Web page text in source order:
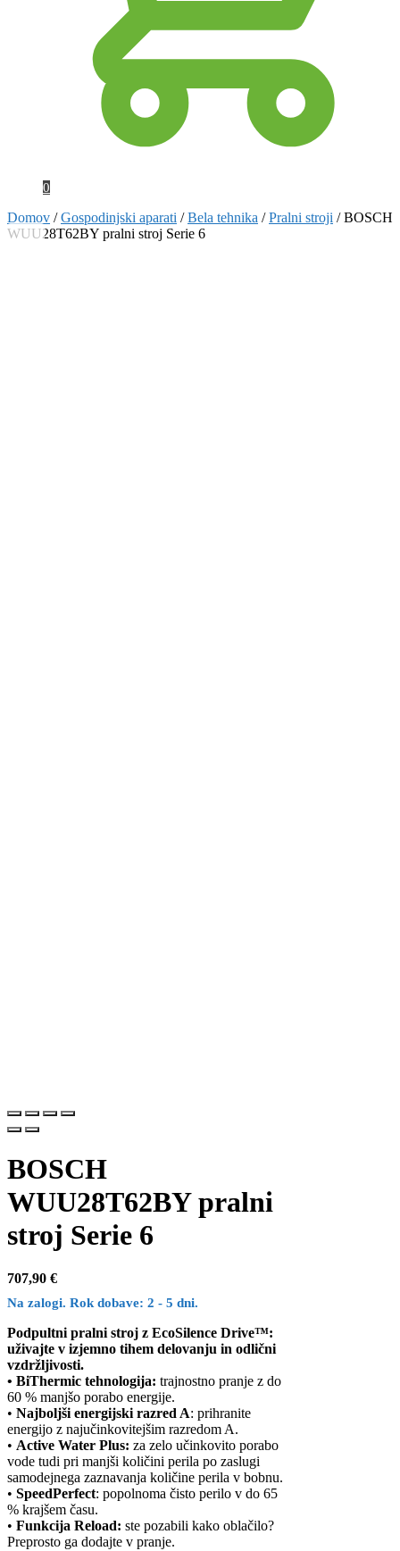
0
Domov /Gospodinjski aparati /Bela tehnika /Pralni stroji /BOSCH
WUU28T62BY pralni stroj Serie 6
BOSCH
WUU28T62BY pralni
stroj Serie 6
707,90 €
Na zalogi. Rok dobave: 2 - 5 dni.
Podpultni pralni stroj z EcoSilence Drive™:
uživajte v izjemno tihem delovanju in odlični
vzdržljivosti.
• BiThermic tehnologija: trajnostno pranje z do
60 % manjšo porabo energije.
• Najboljši energijski razred A: prihranite
energijo z najučinkovitejšim razredom A.
• Active Water Plus: za zelo učinkovito porabo
vode tudi pri manjši količini perila po zaslugi
samodejnega zaznavanja količine perila v bobnu.
• SpeedPerfect: popolnoma čisto perilo v do 65
% krajšem času.
• Funkcija Reload: ste pozabili kako oblačilo?
Preprosto ga dodajte v pranje.